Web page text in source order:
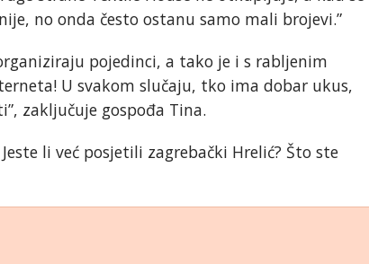
no onda često ostanu samo mali brojevi.”
pojedinci, a tako je i s rabljenim
U svakom slučaju, tko ima dobar ukus,
zaključuje gospođa Tina.
li već posjetili zagrebački Hrelić? Što ste